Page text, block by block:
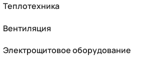
Теплотехника
Вентиляция
Электрощитовое оборудование